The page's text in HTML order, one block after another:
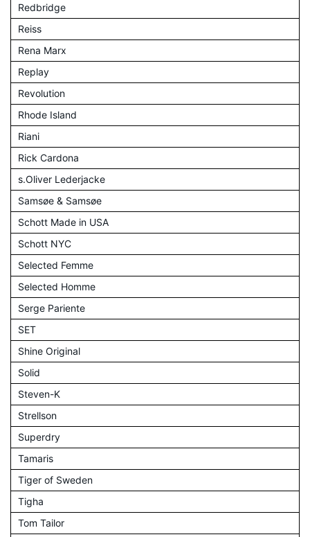
Redbridge
Reiss
Rena Marx
Replay
Revolution
Rhode Island
Riani
Rick Cardona
s.Oliver Lederjacke
Samsøe & Samsøe
Schott Made in USA
Schott NYC
Selected Femme
Selected Homme
Serge Pariente
SET
Shine Original
Solid
Steven-K
Strellson
Superdry
Tamaris
Tiger of Sweden
Tigha
Tom Tailor